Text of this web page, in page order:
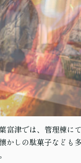
富津では、管理棟に
かしの駄菓子なども